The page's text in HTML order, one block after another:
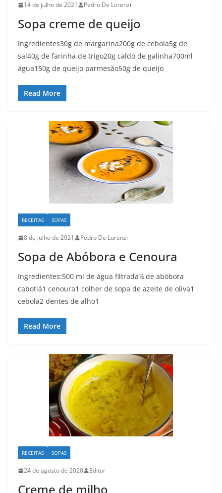
14 de julho de 2021 Pedro De Lorenzi
Sopa creme de queijo
Ingredientes30g de margarina200g de cebola5g de
sal40g de farinha de trigo20g caldo de galinha700ml
água150g de queijo parmesão50g de queijo
Read More
RECEITAS SOPAS
8 de julho de 2021 Pedro De Lorenzi
Sopa de Abóbora e Cenoura
Ingredientes:500 ml de água filtrada¼ de abóbora
cabotiá1 cenoura1 colher de sopa de azeite de oliva1
cebola2 dentes de alho1
Read More
RECEITAS SOPAS
24 de agosto de 2020 Editor
Creme de milho